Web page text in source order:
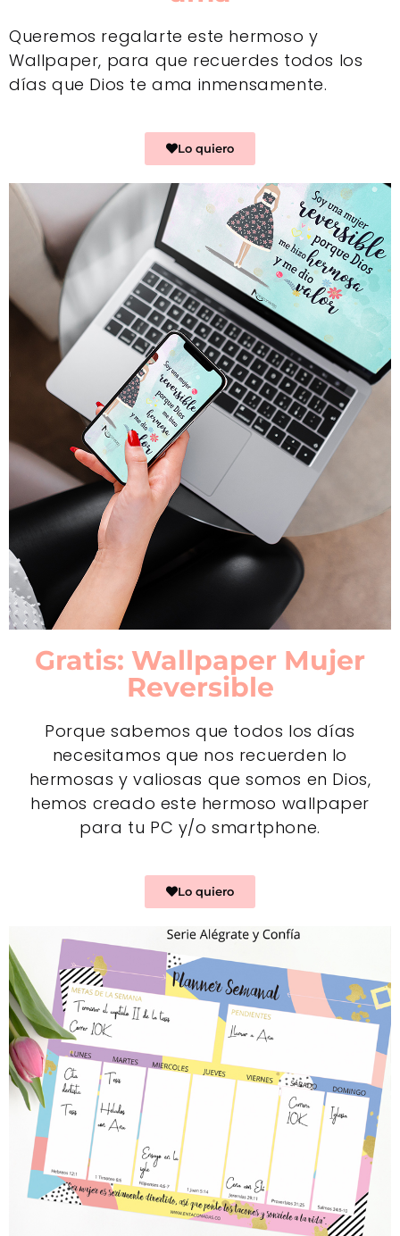
Queremos regalarte este hermoso y
Wallpaper, para que recuerdes todos los
días que Dios te ama inmensamente.
Lo quiero
Gratis: Wallpaper Mujer
Reversible
Porque sabemos que todos los días
necesitamos que nos recuerden lo
hermosas y valiosas que somos en Dios,
hemos creado este hermoso wallpaper
para tu PC y/o smartphone.
Lo quiero